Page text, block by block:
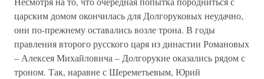
царским домом окончилась для Долгоруковых неудачно,
они по-прежнему оставались возле трона. В годы
правления второго русского царя из династии Романовых
– Алексея Михайловича – Долгорукие оказались рядом с
троном. Так, наравне с Шереметьевым, Юрий